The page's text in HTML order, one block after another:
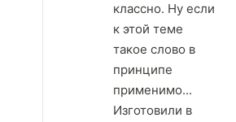
классно. Ну если
к этой теме
такое слово в
принципе
применимо...
Изготовили в